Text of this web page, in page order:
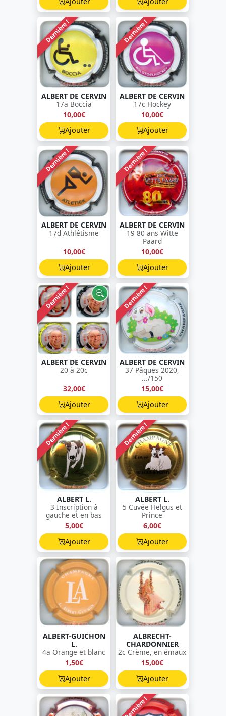
Dernière !
ALBERT DE CERVIN
17a Boccia
10,00€
Ajouter
Dernière !
ALBERT DE CERVIN
17c Hockey
10,00€
Ajouter
Dernière !
ALBERT DE CERVIN
17d Athlétisme
10,00€
Ajouter
Dernière !
ALBERT DE CERVIN
19 80 ans Witte
Paard
10,00€
Ajouter
Dernière !
ALBERT DE CERVIN
20 à 20c
32,00€
Ajouter
Dernière !
ALBERT DE CERVIN
37 Pâques 2020,
.../150
15,00€
Ajouter
Dernière !
ALBERT L.
3 Inscription à
gauche et en bas
5,00€
Ajouter
Dernière !
ALBERT L.
5 Cuvée Helgus et
Prince
6,00€
Ajouter
ALBERT-GUICHON
L.
4a Orange et blanc
1,50€
Ajouter
ALBRECHT-
CHARDONNIER
2c Crème, en émaux
15,00€
Ajouter
Dernière !